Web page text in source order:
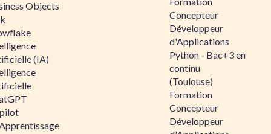
Objects
(IA)
Concepteur
Développeur
d'Applications
Python - Bac+3 en
continu
(Toulouse)
Formation
Concepteur
Développeur